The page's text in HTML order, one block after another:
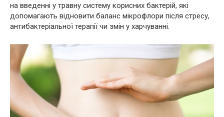
на введенні у травну систему корисних бактерій, які
допомагають відновити баланс мікрофлори після стресу,
антибактеріальної терапії чи змін у харчуванні.